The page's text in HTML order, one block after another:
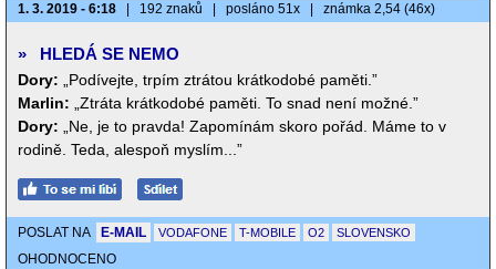
1. 3. 2019 - 6:18 192 znaků posláno 51x známka 2,54 (46x)
» HLEDÁ SE NEMO
Dory:
„Podívejte, trpím ztrátou krátkodobé paměti.”
Marlin:
„Ztráta krátkodobé paměti. To snad není možné.”
Dory:
„Ne, je to pravda! Zapomínám skoro pořád. Máme to v
rodině. Teda, alespoň myslím...”
POSLAT NA E-MAIL VODAFONE T-MOBILE O2 SLOVENSKO
OHODNOCENO